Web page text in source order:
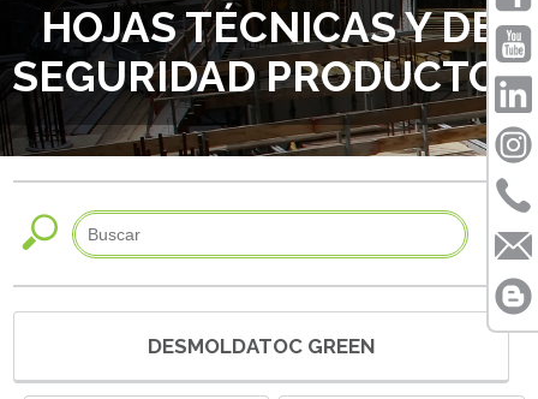
HOJAS TÉCNICAS Y DE
SEGURIDAD PRODUCTOS
DESMOLDATOC GREEN